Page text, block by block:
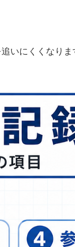
いにくくなり